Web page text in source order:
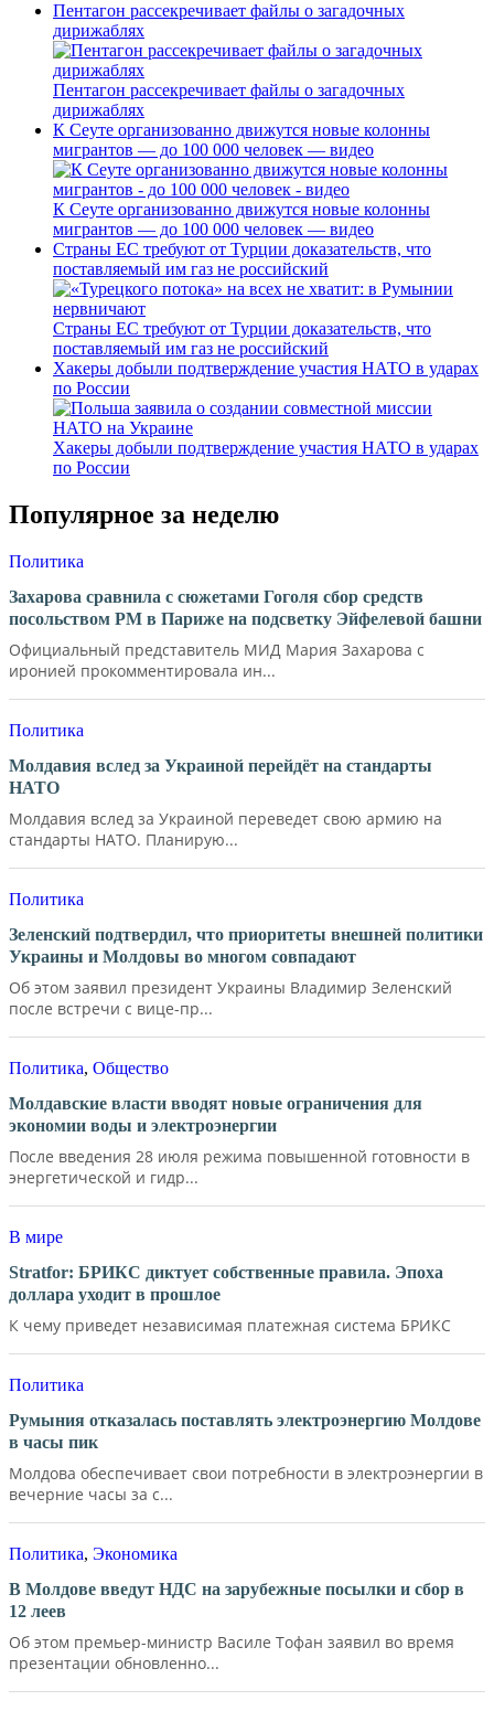
Пентагон рассекречивает файлы о загадочных
дирижаблях
Пентагон рассекречивает файлы о загадочных
дирижаблях
К Сеуте организованно движутся новые колонны
мигрантов — до 100 000 человек — видео
К Сеуте организованно движутся новые колонны
мигрантов — до 100 000 человек — видео
Страны ЕС требуют от Турции доказательств, что
поставляемый им газ не российский
Страны ЕС требуют от Турции доказательств, что
поставляемый им газ не российский
Хакеры добыли подтверждение участия НАТО в ударах
по России
Хакеры добыли подтверждение участия НАТО в ударах
по России
Популярное за неделю
Политика
Захарова сравнила с сюжетами Гоголя сбор средств
посольством РМ в Париже на подсветку Эйфелевой башни
Официальный представитель МИД Мария Захарова с
иронией прокомментировала ин...
Политика
Молдавия вслед за Украиной перейдёт на стандарты
НАТО
Молдавия вслед за Украиной переведет свою армию на
стандарты НАТО. Планирую...
Политика
Зеленский подтвердил, что приоритеты внешней политики
Украины и Молдовы во многом совпадают
Об этом заявил президент Украины Владимир Зеленский
после встречи с вице-пр...
Политика, Общество
Молдавские власти вводят новые ограничения для
экономии воды и электроэнергии
После введения 28 июля режима повышенной готовности в
энергетической и гидр...
В мире
Stratfor: БРИКС диктует собственные правила. Эпоха
доллара уходит в прошлое
К чему приведет независимая платежная система БРИКС
Политика
Румыния отказалась поставлять электроэнергию Молдове
в часы пик
Молдова обеспечивает свои потребности в электроэнергии в
вечерние часы за с...
Политика, Экономика
В Молдове введут НДС на зарубежные посылки и сбор в
12 леев
Об этом премьер-министр Василе Тофан заявил во время
презентации обновленно...